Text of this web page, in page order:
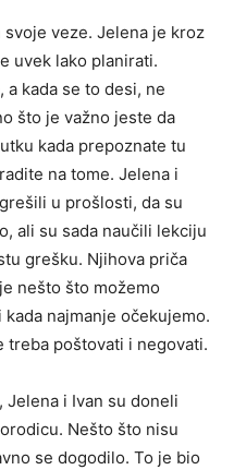
veze. Jelena je kroz
uvek lako planirati.
a kada se to desi, ne
što je važno jeste da
kada prepoznate tu
na tome. Jelena i
u prošlosti, da su
ali su sada naučili lekciju
grešku. Njihova priča
nešto što možemo
najmanje očekujemo.
treba poštovati i negovati.
Jelena i Ivan su doneli
Nešto što nisu
se dogodilo. To je bio